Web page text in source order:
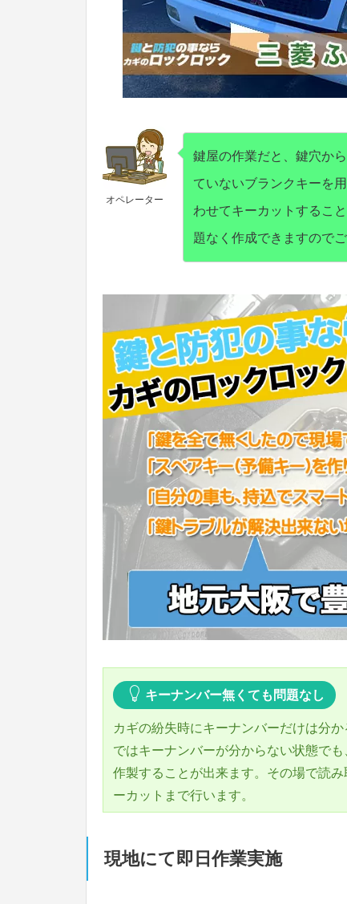
オペレーター
鍵屋の作業だと、鍵穴か
ていないブランクキーを
わせてキーカットするこ
題なく作成できますのでご
キーナンバー無くても問題なし
カギの紛失時にキーナンバーだけは分
ではキーナンバーが分からない状態で
作製することが出来ます。その場で読
ーカットまで行います。
現地にて即日作業実施